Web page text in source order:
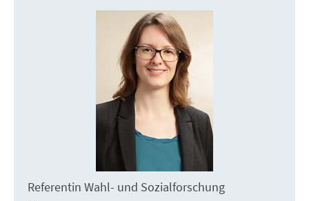
Referentin Wahl- und Sozialforschung